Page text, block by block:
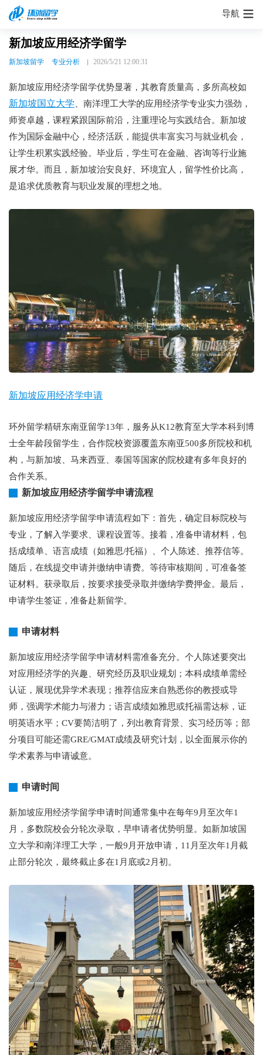
导航
新加坡应用经济学留学
新加坡留学 专业分析 2026/5/21 12:00:31
新加坡应用经济学留学优势显著，其教育质量高，多所高校如
新加坡国立大学 、南洋理工大学的应用经济学专业实力强劲，
师资卓越，课程紧跟国际前沿，注重理论与实践结合。新加坡
作为国际金融中心，经济活跃，能提供丰富实习与就业机会，
让学生积累实践经验。毕业后，学生可在金融、咨询等行业施
展才华。而且，新加坡治安良好、环境宜人，留学性价比高，
是追求优质教育与职业发展的理想之地。
新加坡应用经济学申请
环外留学精研东南亚留学13年，服务从K12教育至大学本科到博
士全年龄段留学生，合作院校资源覆盖东南亚500多所院校和机
构，与新加坡、马来西亚、泰国等国家的院校建有多年良好的
合作关系。
新加坡应用经济学留学申请流程
新加坡应用经济学留学申请流程如下：首先，确定目标院校与
专业，了解入学要求、课程设置等。接着，准备申请材料，包
括成绩单、语言成绩（如雅思/托福）、个人陈述、推荐信等。
随后，在线提交申请并缴纳申请费。等待审核期间，可准备签
证材料。获录取后，按要求接受录取并缴纳学费押金。最后，
申请学生签证，准备赴新留学。
申请材料
新加坡应用经济学留学申请材料需准备充分。个人陈述要突出
对应用经济学的兴趣、研究经历及职业规划；本科成绩单需经
认证，展现优异学术表现；推荐信应来自熟悉你的教授或导
师，强调学术能力与潜力；语言成绩如雅思或托福需达标，证
明英语水平；CV要简洁明了，列出教育背景、实习经历等；部
分项目可能还需GRE/GMAT成绩及研究计划，以全面展示你的
学术素养与申请诚意。
申请时间
新加坡应用经济学留学申请时间通常集中在每年9月至次年1
月，多数院校会分轮次录取，早申请者优势明显。如新加坡国
立大学和南洋理工大学，一般9月开放申请，11月至次年1月截
止部分轮次，最终截止多在1月底或2月初。